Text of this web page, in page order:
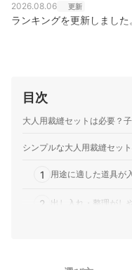
2026.08.06 更新
ランキングを更新しました
目次
大人用裁縫セットは必要？
シンプルな大人用裁縫セッ
1 用途に適した道具が
2 出し入れ・整理がし